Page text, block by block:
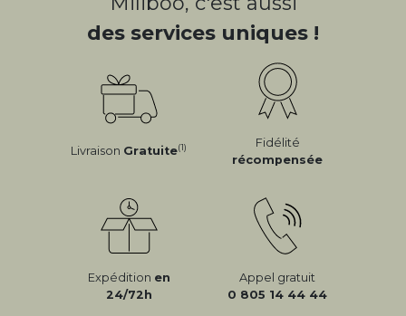
des services uniques !
Livraison Gratuite(1)
Fidélité
récompensée
Expédition en
24/72h
Appel gratuit
0 805 14 44 44